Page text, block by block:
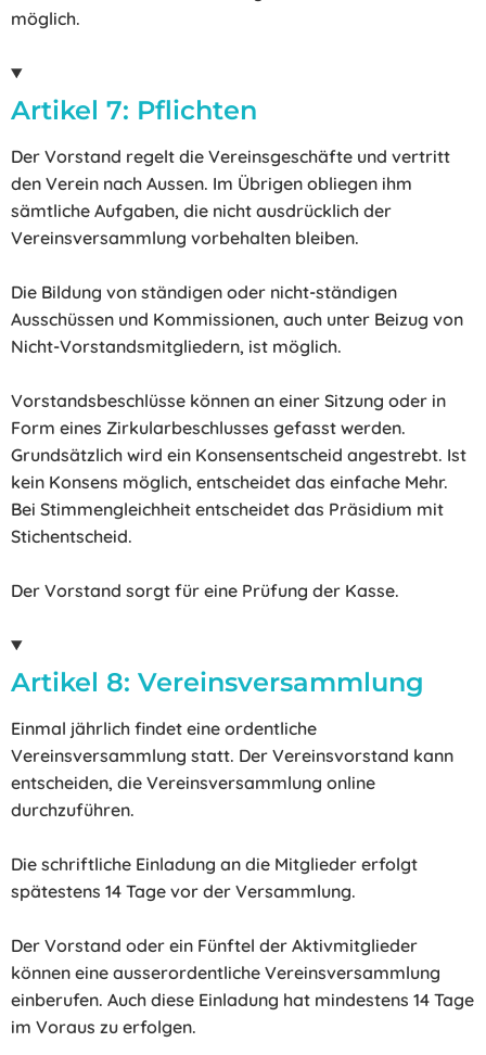
möglich.
Artikel 7: Pflichten
Der Vorstand regelt die Vereinsgeschäfte und vertritt
den Verein nach Aussen. Im Übrigen obliegen ihm
sämtliche Aufgaben, die nicht ausdrücklich der
Vereinsversammlung vorbehalten bleiben.
Die Bildung von ständigen oder nicht-ständigen
Ausschüssen und Kommissionen, auch unter Beizug von
Nicht-Vorstandsmitgliedern, ist möglich.
Vorstandsbeschlüsse können an einer Sitzung oder in
Form eines Zirkularbeschlusses gefasst werden.
Grundsätzlich wird ein Konsensentscheid angestrebt. Ist
kein Konsens möglich, entscheidet das einfache Mehr.
Bei Stimmengleichheit entscheidet das Präsidium mit
Stichentscheid.
Der Vorstand sorgt für eine Prüfung der Kasse.
Artikel 8: Vereinsversammlung
Einmal jährlich findet eine ordentliche
Vereinsversammlung statt. Der Vereinsvorstand kann
entscheiden, die Vereinsversammlung online
durchzuführen.
Die schriftliche Einladung an die Mitglieder erfolgt
spätestens 14 Tage vor der Versammlung.
Der Vorstand oder ein Fünftel der Aktivmitglieder
können eine ausserordentliche Vereinsversammlung
einberufen. Auch diese Einladung hat mindestens 14 Tage
im Voraus zu erfolgen.